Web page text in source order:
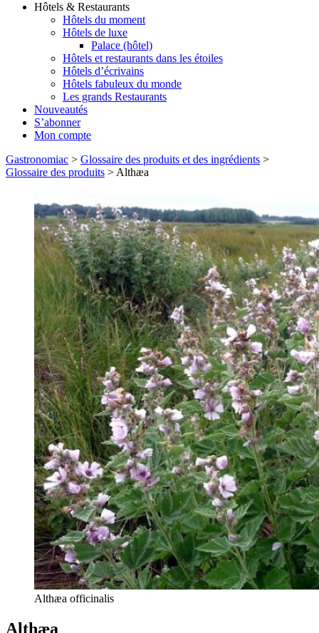
Hôtels & Restaurants
Hôtels du moment
Hôtels de luxe
Palace (hôtel)
Hôtels et restaurants dans les étoiles
Hôtels d’écrivains
Hôtels fabuleux du monde
Les grands Restaurants
Nouveautés
S’abonner
Mon compte
Gastronomiac > Glossaire des produits et des ingrédients >
Glossaire des produits > Althæa
Althæa officinalis
Althæa